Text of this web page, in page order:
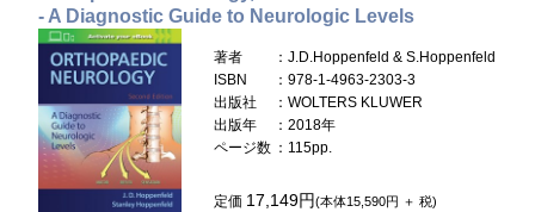
- A Diagnostic Guide to Neurologic Levels
著者
：J.D.Hoppenfeld & S.Hoppenfeld
ISBN
：978-1-4963-2303-3
出版社
：WOLTERS KLUWER
出版年
：2018年
ページ数 ：115pp.
定価 17,149円(本体15,590円 ＋ 税)